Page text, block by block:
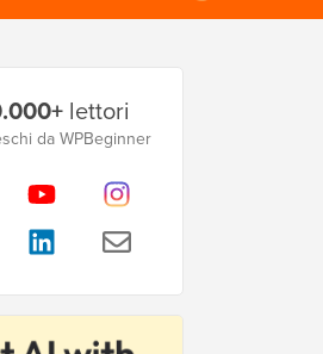
lettori
da WPBeginner